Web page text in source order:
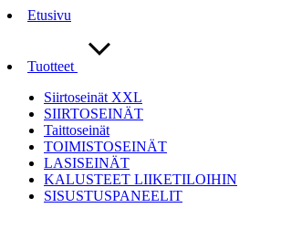
Etusivu
Tuotteet
Siirtoseinät XXL
SIIRTOSEINÄT
Taittoseinät
TOIMISTOSEINÄT
LASISEINÄT
KALUSTEET LIIKETILOIHIN
SISUSTUSPANEELIT